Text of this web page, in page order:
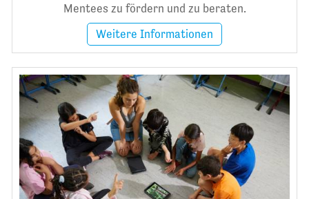
Mentees zu fördern und zu beraten.
Weitere Informationen